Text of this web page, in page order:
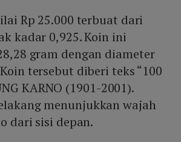
Rp 25.000 terbuat dari
kadar 0,925. Koin ini
gram dengan diameter
tersebut diberi teks “100
KARNO (1901-2001).
menunjukkan wajah
dari sisi depan.